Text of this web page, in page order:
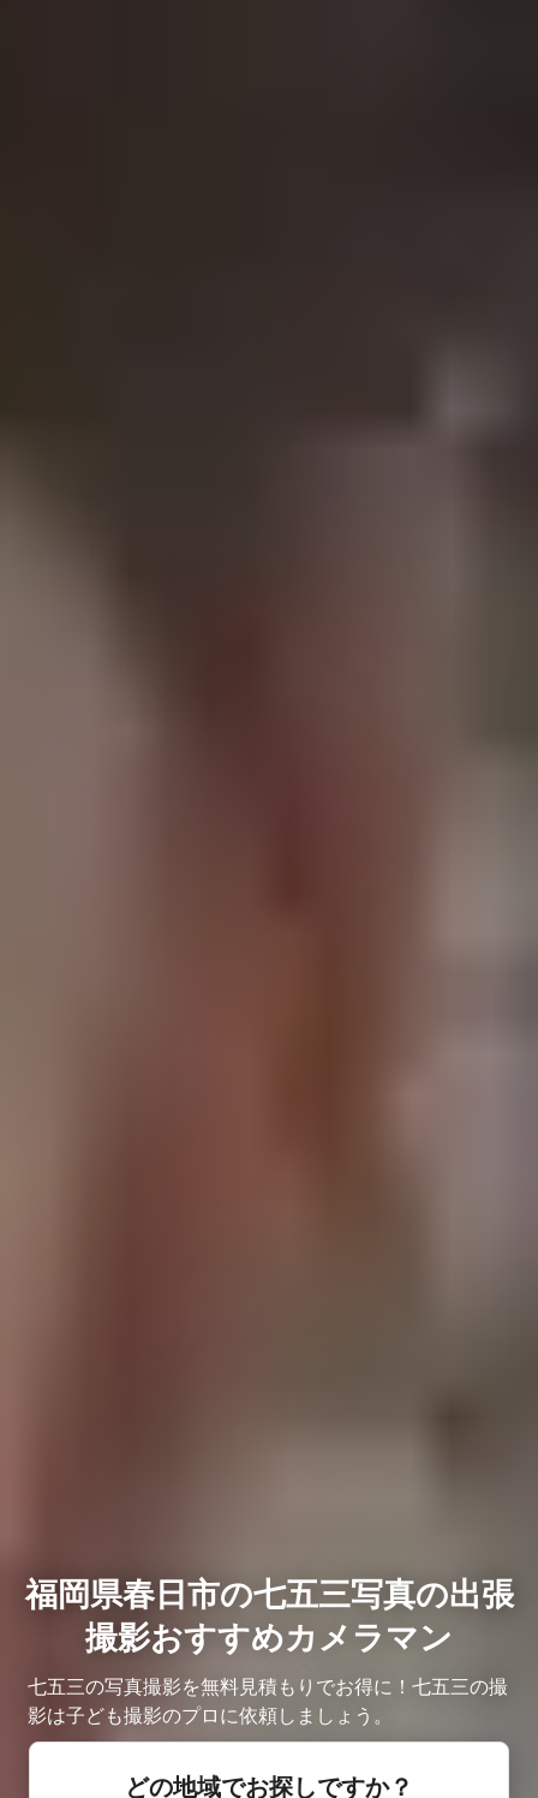
福岡県春日市の七五三写真の出張
撮影おすすめカメラマン
七五三の写真撮影を無料見積もりでお得に！七五三の撮
影は子ども撮影のプロに依頼しましょう。
どの地域でお探しですか？